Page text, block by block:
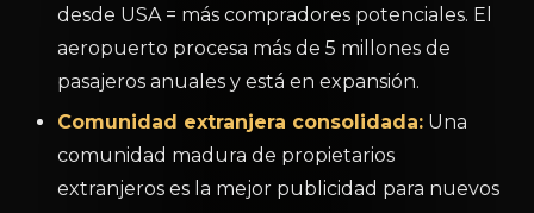
desde USA = más compradores potenciales. El
aeropuerto procesa más de 5 millones de
pasajeros anuales y está en expansión.
Comunidad extranjera consolidada: Una
comunidad madura de propietarios
extranjeros es la mejor publicidad para nuevos